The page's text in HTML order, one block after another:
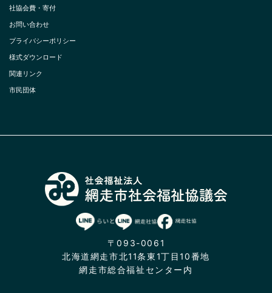
社協会費・寄付
お問い合わせ
プライバシーポリシー
様式ダウンロード
関連リンク
市民団体
〒093-0061
北海道網走市北11条東1丁目10番地
網走市総合福祉センター内